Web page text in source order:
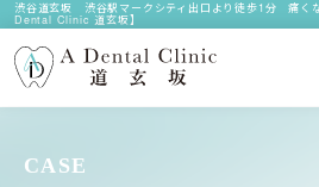
渋谷道玄坂 渋谷駅マークシティ出口より徒歩1分 痛く
Dental Clinic 道玄坂】
CASE